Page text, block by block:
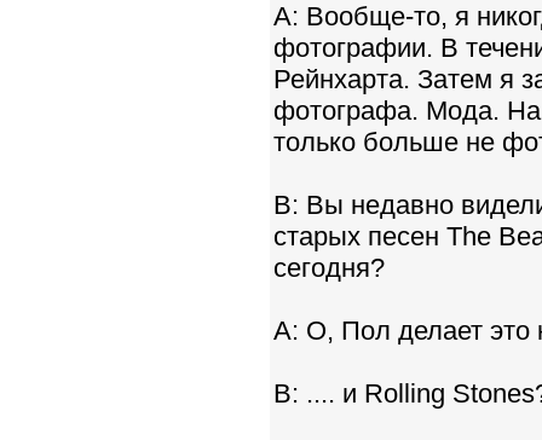
A: Вообще-то, я
фотографии. В
Рейнхарта. Затем я
фотографа. Мода. На
только больше не
B: Вы недавно
старых песен The
сегодня?
A: О, Пол делает это
B: .... и Rolling